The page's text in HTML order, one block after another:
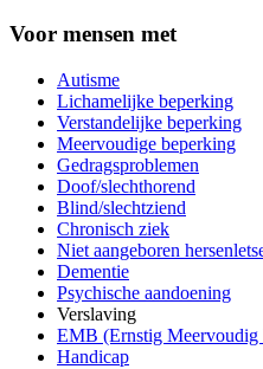
Voor mensen met
Autisme
Lichamelijke beperking
Verstandelijke beperking
Meervoudige beperking
Gedragsproblemen
Doof/slechthorend
Blind/slechtziend
Chronisch ziek
Niet aangeboren
Dementie
Psychische aandoening
Verslaving
EMB (Ernstig Meervoudig
Handicap